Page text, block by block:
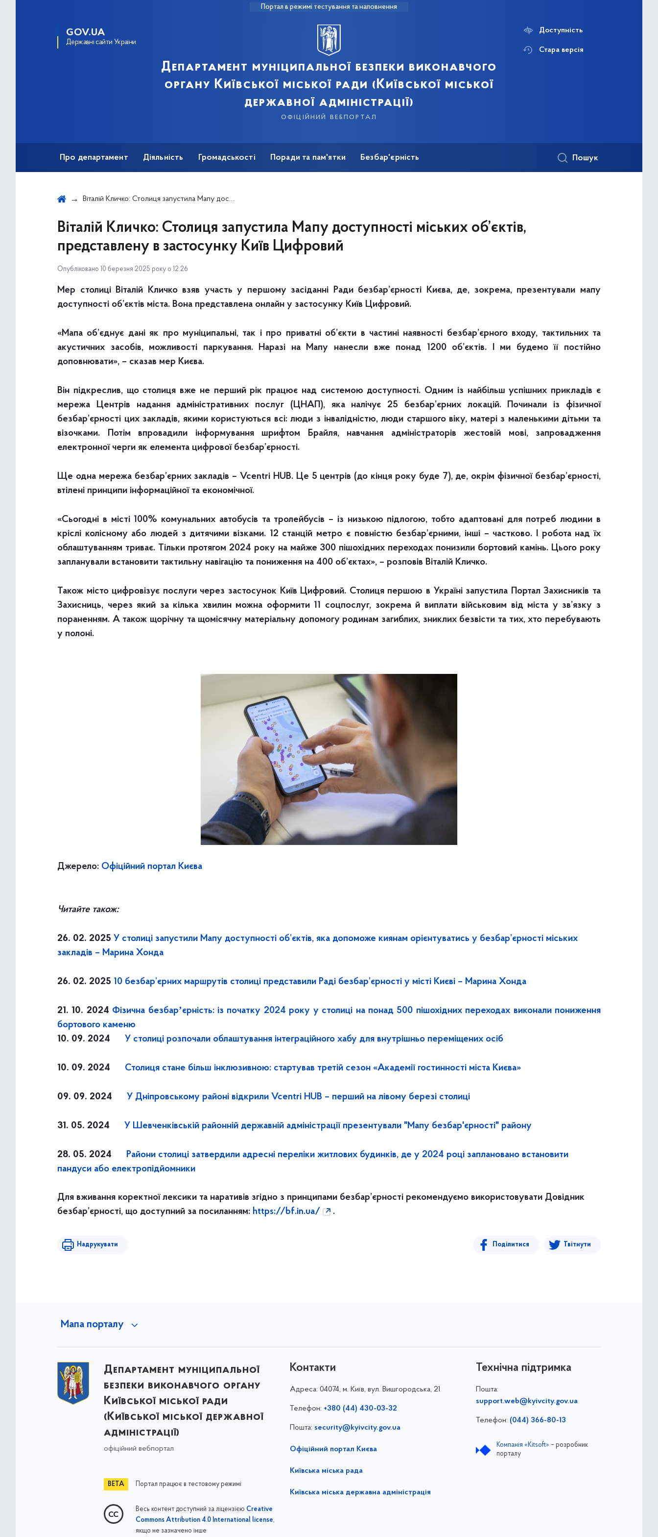
Портал в режимі тестування та наповнення
GOV.UA
Державні сайти України
Департамент муніципальної безпеки виконавчого
органу Київської міської ради (Київської міської
державної адміністрації)
офіційний вебпортал
Доступність
Стара версія
Про департамент Діяльність Громадськості Поради та пам'ятки Безбар'єрність Пошук
Віталій Кличко: Столиця запустила Мапу доступності міських об’єктів, представлену в застосунку Київ Цифровий
Віталій Кличко: Столиця запустила Мапу доступності міських об’єктів,
представлену в застосунку Київ Цифровий
Опубліковано 10 березня 2025 року о 12:26
Мер столиці Віталій Кличко взяв участь у першому засіданні Ради безбар’єрності Києва, де, зокрема, презентували мапу
доступності об’єктів міста. Вона представлена онлайн у застосунку Київ Цифровий.
«Мапа об’єднує дані як про муніципальні, так і про приватні об’єкти в частині наявності безбар’єрного входу, тактильних та
акустичних засобів, можливості паркування. Наразі на Мапу нанесли вже понад 1200 об’єктів. І ми будемо її постійно
доповнювати», – сказав мер Києва.
Він підкреслив, що столиця вже не перший рік працює над системою доступності. Одним із найбільш успішних прикладів є
мережа Центрів надання адміністративних послуг (ЦНАП), яка налічує 25 безбар’єрних локацій. Починали із фізичної
безбар’єрності цих закладів, якими користуються всі: люди з інвалідністю, люди старшого віку, матері з маленькими дітьми та
візочками. Потім впровадили інформування шрифтом Брайля, навчання адміністраторів жестовій мові, запровадження
електронної черги як елемента цифрової безбар’єрності.
Ще одна мережа безбар’єрних закладів – Vcentri HUB. Це 5 центрів (до кінця року буде 7), де, окрім фізичної безбар’єрності,
втілені принципи інформаційної та економічної.
«Сьогодні в місті 100% комунальних автобусів та тролейбусів – із низькою підлогою, тобто адаптовані для потреб людини в
кріслі колісному або людей з дитячими візками. 12 станцій метро є повністю безбар’єрними, інші – частково. І робота над їх
облаштуванням триває. Тільки протягом 2024 року на майже 300 пішохідних переходах понизили бортовий камінь. Цього року
запланували встановити тактильну навігацію та пониження на 400 об’єктах», – розповів Віталій Кличко.
Також місто цифровізує послуги через застосунок Київ Цифровий. Столиця першою в Україні запустила Портал Захисників та
Захисниць, через який за кілька хвилин можна оформити 11 соцпослуг, зокрема й виплати військовим від міста у зв’язку з
пораненням. А також щорічну та щомісячну матеріальну допомогу родинам загиблих, зниклих безвісти та тих, хто перебувають
у полоні.
Джерело: Офіційний портал Києва
Читайте також:
26. 02. 2025 У столиці запустили Мапу доступності об’єктів, яка допоможе киянам орієнтуватись у безбар’єрності міських
закладів – Марина Хонда
26. 02. 2025 10 безбар’єрних маршрутів столиці представили Раді безбар’єрності у місті Києві – Марина Хонда
21. 10. 2024 Фізична безбарʼєрність: із початку 2024 року у столиці на понад 500 пішохідних переходах виконали пониження
бортового каменю
10. 09. 2024
У столиці розпочали облаштування інтеграційного хабу для внутрішньо переміщених осіб
10. 09. 2024 Столиця стане більш інклюзивною: стартував третій сезон «Академії гостинності міста Києва»
09. 09. 2024 У Дніпровському районі відкрили Vcentri HUB – перший на лівому березі столиці
31. 05. 2024 У Шевченківській районній державній адміністрації презентували "Мапу безбар'єрності" району
28. 05. 2024
Райони столиці затвердили адресні переліки житлових будинків, де у 2024 році заплановано встановити
пандуси або електропідйомники
Для вживання коректної лексики та наративів згідно з принципами безбар’єрності рекомендуємо використовувати Довідник
безбар’єрності, що доступний за посиланням: https://bf.in.ua/ .
Надрукувати Поділитися Твітнути
Мапа порталу
Департамент муніципальної
безпеки виконавчого органу
Київської міської ради
(Київської міської державної
адміністрації)
офіційний вебпортал
Портал працює в тестовому режимі
Весь контент доступний за ліцензією Creative
Commons Attribution 4.0 International license,
якщо не зазначено інше
Контакти
Адреса: 04074, м. Київ, вул. Вишгородська, 21
Телефон: +380 (44) 430-03-32
Пошта: security@kyivcity.gov.ua
Офіційний портал Києва
Київська міська рада
Київська міська державна адміністрація
Технічна підтримка
Пошта:
support.web@kyivcity.gov.ua
Телефон: (044) 366-80-13
Компанія «Kitsoft» – розробник
порталу